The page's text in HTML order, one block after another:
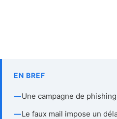
EN BREF
—Une campagne de
—Le faux mail impose un